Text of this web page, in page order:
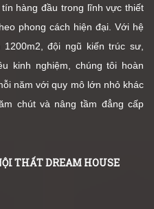
hàng đầu trong lĩnh vực thiết
phong cách hiện đại. Với hệ
đội ngũ kiến trúc sư,
kinh nghiệm, chúng tôi hoàn
năm với quy mô lớn nhỏ khác
chút và nâng tầm đẳng cấp
THẤT DREAM HOUSE